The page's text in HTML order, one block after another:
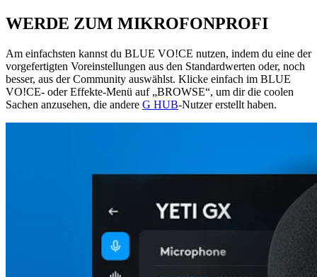
WERDE ZUM MIKROFONPROFI
Am einfachsten kannst du BLUE VO!CE nutzen, indem du eine der
vorgefertigten Voreinstellungen aus den Standardwerten oder, noch
besser, aus der Community auswählst. Klicke einfach im BLUE
VO!CE- oder Effekte-Menü auf „BROWSE“, um dir die coolen
Sachen anzusehen, die andere G HUB-Nutzer erstellt haben.